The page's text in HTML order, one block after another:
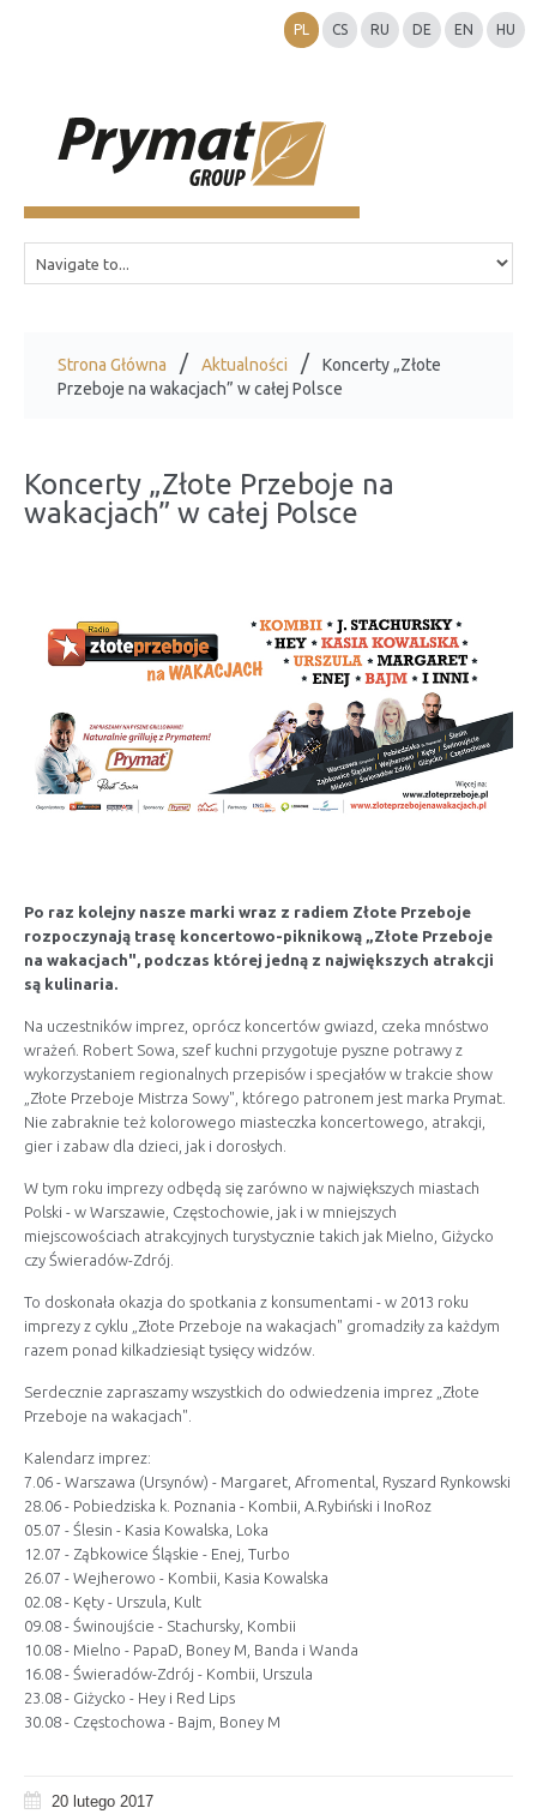
PL CS RU DE EN HU
Strona Główna Aktualności
Koncerty „Złote
Przeboje na wakacjach” w całej Polsce
Koncerty „Złote Przeboje na
wakacjach” w całej Polsce
Po raz kolejny nasze marki wraz z radiem Złote Przeboje
rozpoczynają trasę koncertowo-piknikową „Złote Przeboje
na wakacjach", podczas której jedną z największych atrakcji
są kulinaria.
Na uczestników imprez, oprócz koncertów gwiazd, czeka mnóstwo
wrażeń. Robert Sowa, szef kuchni przygotuje pyszne potrawy z
wykorzystaniem regionalnych przepisów i specjałów w trakcie show
„Złote Przeboje Mistrza Sowy", którego patronem jest marka Prymat.
Nie zabraknie też kolorowego miasteczka koncertowego, atrakcji,
gier i zabaw dla dzieci, jak i dorosłych.
W tym roku imprezy odbędą się zarówno w największych miastach
Polski - w Warszawie, Częstochowie, jak i w mniejszych
miejscowościach atrakcyjnych turystycznie takich jak Mielno, Giżycko
czy Świeradów-Zdrój.
To doskonała okazja do spotkania z konsumentami - w 2013 roku
imprezy z cyklu „Złote Przeboje na wakacjach" gromadziły za każdym
razem ponad kilkadziesiąt tysięcy widzów.
Serdecznie zapraszamy wszystkich do odwiedzenia imprez „Złote
Przeboje na wakacjach".
Kalendarz imprez:
7.06 - Warszawa (Ursynów) - Margaret, Afromental, Ryszard Rynkowski
28.06 - Pobiedziska k. Poznania - Kombii, A.Rybiński i InoRoz
05.07 - Ślesin - Kasia Kowalska, Loka
12.07 - Ząbkowice Śląskie - Enej, Turbo
26.07 - Wejherowo - Kombii, Kasia Kowalska
02.08 - Kęty - Urszula, Kult
09.08 - Świnoujście - Stachursky, Kombii
10.08 - Mielno - PapaD, Boney M, Banda i Wanda
16.08 - Świeradów-Zdrój - Kombii, Urszula
23.08 - Giżycko - Hey i Red Lips
30.08 - Częstochowa - Bajm, Boney M
20 lutego 2017